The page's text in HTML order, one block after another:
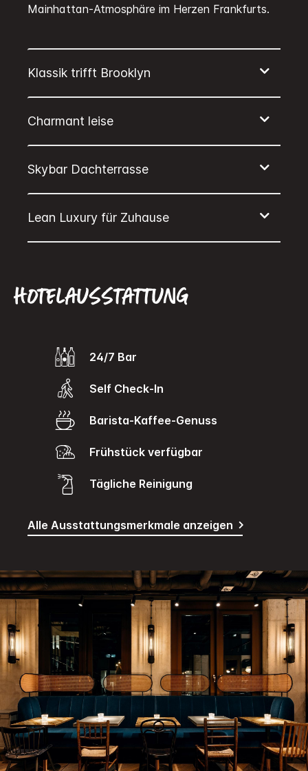
Mainhattan-Atmosphäre im Herzen Frankfurts.
Hotelausstattung
24/7 Bar
Self Check-In
Barista-Kaffee-Genuss
Frühstück verfügbar
Tägliche Reinigung
Alle Ausstattungsmerkmale anzeigen